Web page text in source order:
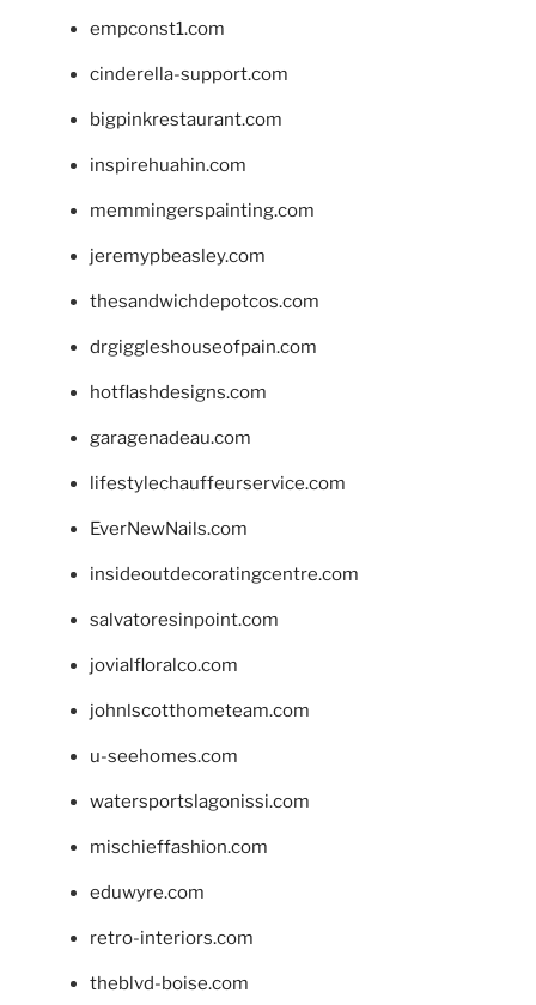
empconst1.com
cinderella-support.com
bigpinkrestaurant.com
inspirehuahin.com
memmingerspainting.com
jeremypbeasley.com
thesandwichdepotcos.com
drgiggleshouseofpain.com
hotflashdesigns.com
garagenadeau.com
lifestylechauffeurservice.com
EverNewNails.com
insideoutdecoratingcentre.com
salvatoresinpoint.com
jovialfloralco.com
johnlscotthometeam.com
u-seehomes.com
watersportslagonissi.com
mischieffashion.com
eduwyre.com
retro-interiors.com
theblvd-boise.com